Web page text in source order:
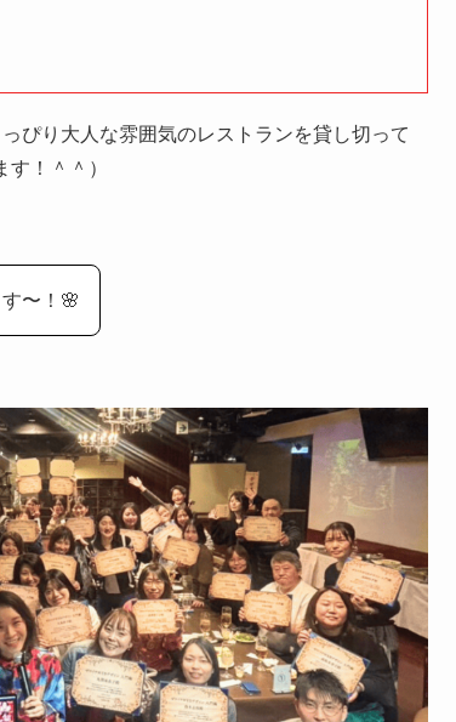
ぴり大人な雰囲気のレストランを貸し切って
！＾＾）
〜！🌸